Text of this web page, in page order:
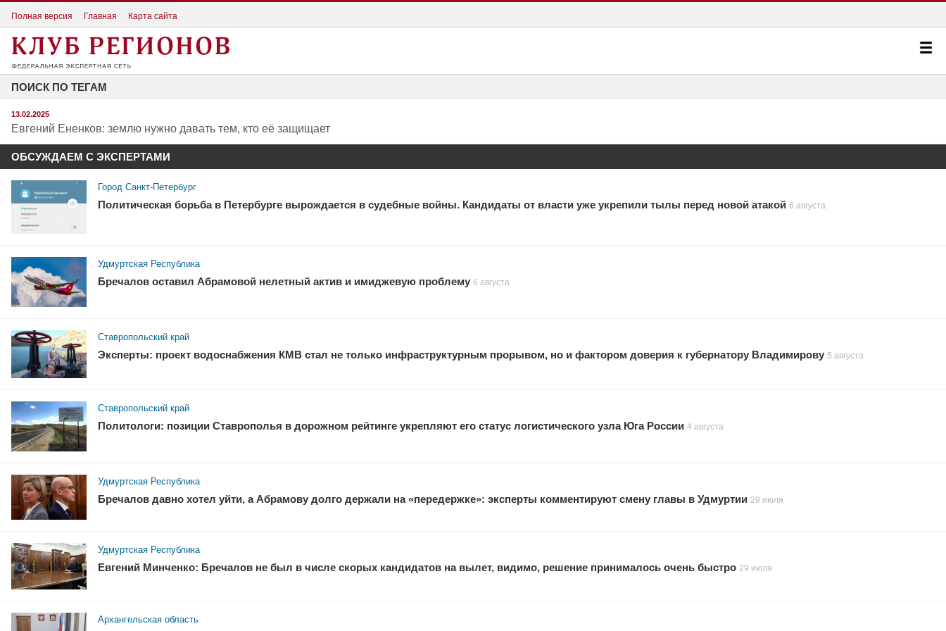
Полная версия Главная Карта сайта
ПОИСК ПО ТЕГАМ
13.02.2025
Евгений Ененков: землю нужно давать тем, кто её защищает
ОБСУЖДАЕМ С ЭКСПЕРТАМИ
Город Санкт-Петербург
Политическая борьба в Петербурге вырождается в судебные войны. Кандидаты от власти уже укрепили тылы перед новой атакой 6 августа
Удмуртская Республика
Бречалов оставил Абрамовой нелетный актив и имиджевую проблему 6 августа
Ставропольский край
Эксперты: проект водоснабжения КМВ стал не только инфраструктурным прорывом, но и фактором доверия к губернатору Владимирову 5 августа
Ставропольский край
Политологи: позиции Ставрополья в дорожном рейтинге укрепляют его статус логистического узла Юга России 4 августа
Удмуртская Республика
Бречалов давно хотел уйти, а Абрамову долго держали на «передержке»: эксперты комментируют смену главы в Удмуртии 29 июля
Удмуртская Республика
Евгений Минченко: Бречалов не был в числе скорых кандидатов на вылет, видимо, решение принималось очень быстро 29 июля
Архангельская область